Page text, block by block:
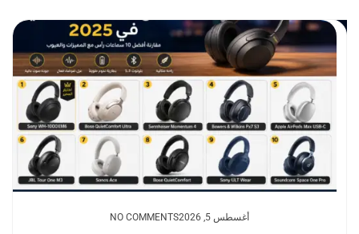
NO COMMENTSأغسطس 5, 2026 NO COMMENTS